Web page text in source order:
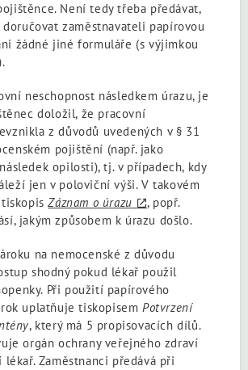
Není tedy třeba předávat,
zaměstnavateli papírovou
žádné jiné formuláře (s výjimkou
neschopnost následkem úrazu, je
doložil, že pracovní
z důvodů uvedených v § 31
pojištění (např. jako
opilosti), tj. v případech, kdy
jen v poloviční výši. V takovém
tiskopisZáznam o úrazu
, popř.
jakým způsobem k úrazu došlo.
na nemocenské z důvodu
shodný pokud lékař použil
Při použití papírového
uplatňuje tiskopisemPotvrzení
, který má 5 propisovacích dílů.
orgán ochrany veřejného zdraví
Zaměstnanci předává při